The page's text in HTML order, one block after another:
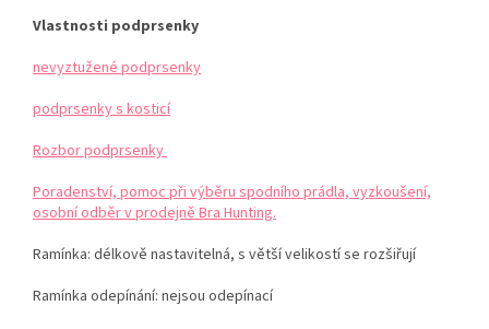
Vlastnosti podprsenky
nevyztužené podprsenky
podprsenky s kosticí
Rozbor podprsenky
Poradenství, pomoc při výběru spodního prádla, vyzkoušení,
osobní odběr v prodejně Bra Hunting.
Ramínka: délkově nastavitelná, s větší velikostí se rozšiřují
Ramínka odepínání: nejsou odepínací